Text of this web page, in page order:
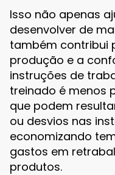
Isso não apenas
desenvolver de
também contribui
produção e a
instruções de
treinado é menos
que podem
ou desvios nas
economizando
gastos em
produtos.